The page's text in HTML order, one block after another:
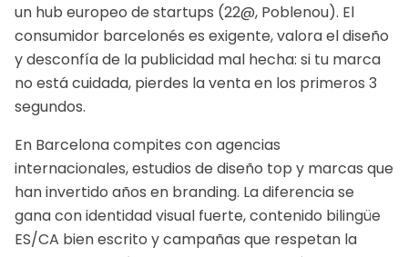
un hub europeo de startups (22@, Poblenou). El
consumidor barcelonés es exigente, valora el diseño
y desconfía de la publicidad mal hecha: si tu marca
no está cuidada, pierdes la venta en los primeros 3
segundos.
En Barcelona compites con agencias
internacionales, estudios de diseño top y marcas que
han invertido años en branding. La diferencia se
gana con identidad visual fuerte, contenido bilingüe
ES/CA bien escrito y campañas que respetan la